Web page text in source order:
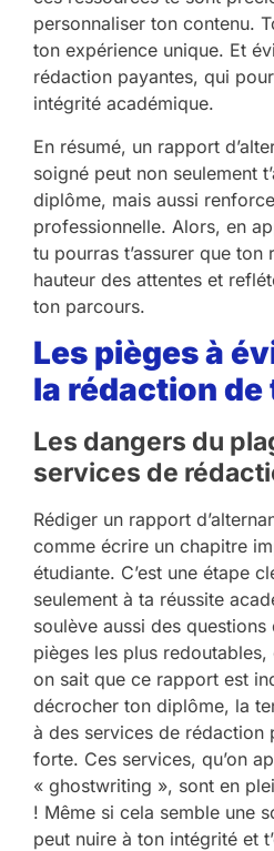
personnaliser ton contenu.
ton expérience unique. Et
rédaction payantes, qui
intégrité académique.
En résumé, un rapport
soigné peut non seulement
diplôme, mais aussi
professionnelle. Alors, en
tu pourras t’assurer que ton
hauteur des attentes et
ton parcours.
Les pièges à
la rédaction
Les dangers du
services de
Rédiger un rapport
comme écrire un chapitre
étudiante. C’est une étape
seulement à ta réussite
soulève aussi des questions
pièges les plus redoutables,
on sait que ce rapport est
décrocher ton diplôme, la
à des services de rédaction
forte. Ces services, qu’on
« ghostwriting », sont en
! Même si cela semble une
peut nuire à ton intégrité et